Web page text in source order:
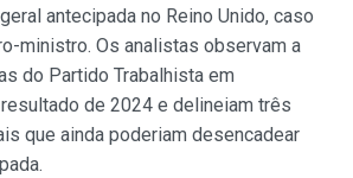
antecipada no Reino Unido, caso
ministro. Os analistas observam a
do Partido Trabalhista em
de 2024 e delineiam três
que ainda poderiam desencadear